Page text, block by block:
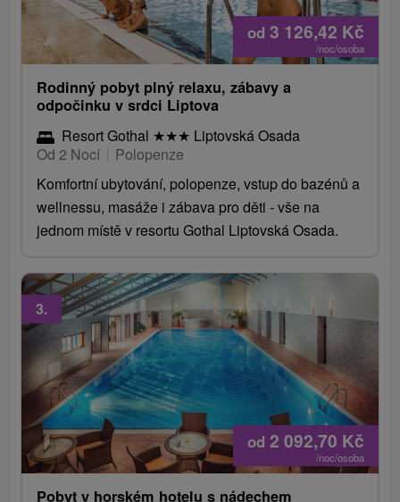
od 3 126,42 Kč
/noc/osoba
Rodinný pobyt plný relaxu, zábavy a
odpočinku v srdci Liptova
Resort Gothal ★★★ Liptovská Osada
Od 2 Nocí
Polopenze
Komfortní ubytování, polopenze, vstup do bazénů a
wellnessu, masáže i zábava pro děti - vše na
jednom místě v resortu Gothal Liptovská Osada.
od 2 092,70 Kč
/noc/osoba
3.
Pobyt v horském hotelu s nádechem